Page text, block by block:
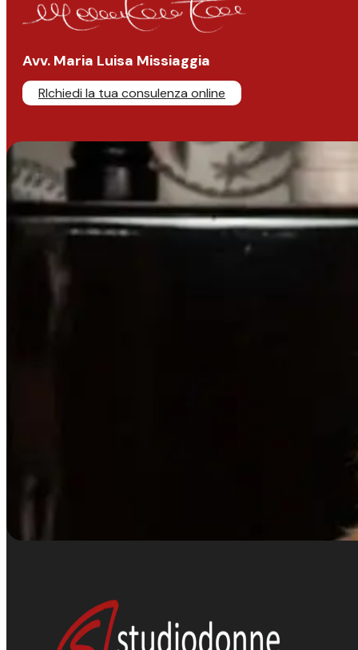
Avv. Maria Luisa Missiaggia
RIchiedi la tua consulenza online